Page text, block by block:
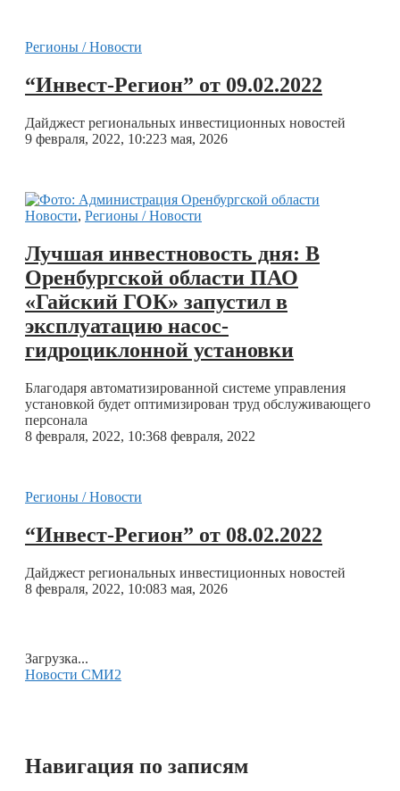
Регионы / Новости
“Инвест-Регион” от 09.02.2022
Дайджест региональных инвестиционных новостей
9 февраля, 2022, 10:223 мая, 2026
Новости, Регионы / Новости
Лучшая инвестновость дня: В
Оренбургской области ПАО
«Гайский ГОК» запустил в
эксплуатацию насос-
гидроциклонной установки
Благодаря автоматизированной системе управления
установкой будет оптимизирован труд обслуживающего
персонала
8 февраля, 2022, 10:368 февраля, 2022
Регионы / Новости
“Инвест-Регион” от 08.02.2022
Дайджест региональных инвестиционных новостей
8 февраля, 2022, 10:083 мая, 2026
Загрузка...
Новости СМИ2
Навигация по записям